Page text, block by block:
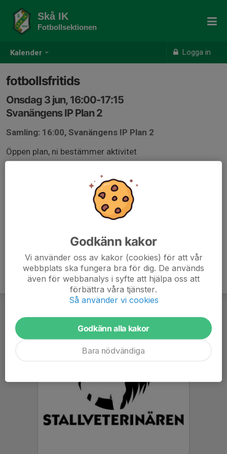
Kalender Logga in
Skå IK
Fotbollsektionen
fotbollsfritids
Onsdag 3 jun, 16:00-17:15
Svanängens IP Plan 2
Samling: 16:00, Svanängens IP Plan 2
Öppen plan, ni bestämmer aktivitet
Godkänn kakor
Vi använder oss av kakor (cookies) för att vår
webbplats ska fungera bra för dig. De används
även för webbanalys i syfte att hjälpa oss att
förbättra våra tjänster.
Så använder vi cookies
Godkänn alla kakor
Bara nödvändiga